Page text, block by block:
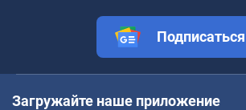
Подписаться
Загружайте наше приложение